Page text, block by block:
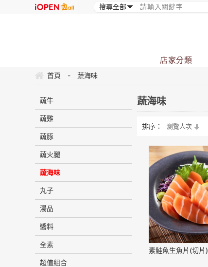
店家分類
首頁 - 蔬海味
蔬牛
蔬雞
蔬豚
蔬火腿
蔬海味
丸子
湯品
醬料
全素
超值組合
蔬海味
排序： 瀏覽人次
素鮭魚生魚片(切片)